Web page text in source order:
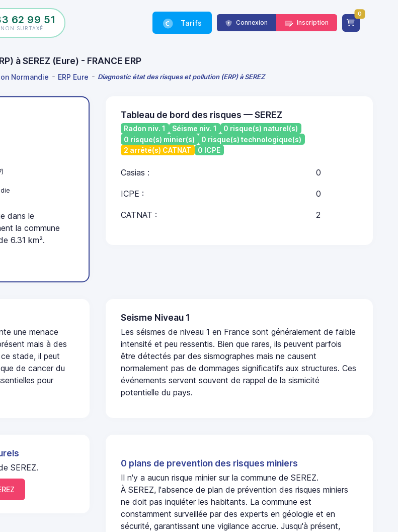
62 99 51
SURTAXÉ
Tarifs Connexion Inscription
0
à SEREZ (Eure) - FRANCE ERP
Normandie ERP Eure Diagnostic état des risques et pollution (ERP) à SEREZ
dans le
la commune
6.31 km².
Tableau de bord des risques — SEREZ
Radon niv. 1 Séisme niv. 1
0 risque(s) naturel(s)
0 risque(s) minier(s)
0 risque(s) technologique(s)
2 arrêté(s) CATNAT
0 ICPE
Casias : 0
ICPE : 0
CATNAT : 2
une menace
mais à des
stade, il peut
de cancer du
pour
Seisme Niveau 1
Les séismes de niveau 1 en France sont généralement de faible
intensité et peu ressentis. Bien que rares, ils peuvent parfois
être détectés par des sismographes mais ne causent
normalement pas de dommages significatifs aux structures. Ces
événements servent souvent de rappel de la sismicité
potentielle du pays.
SEREZ. 0 plans de prevention des risques miniers
Il n'y a aucun risque minier sur la commune de SEREZ.
À SEREZ, l'absence de plan de prévention des risques miniers
ne doit pas inquiéter les habitants. La commune est
constamment surveillée par des experts en géologie et en
sécurité, garantissant une vigilance accrue. Jusqu'à présent,